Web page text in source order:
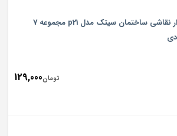
ابزار نقاشی ساختمان سیتک مدل p21 مجموعه 7
تومان129,000